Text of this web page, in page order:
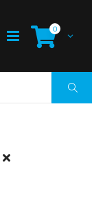
0